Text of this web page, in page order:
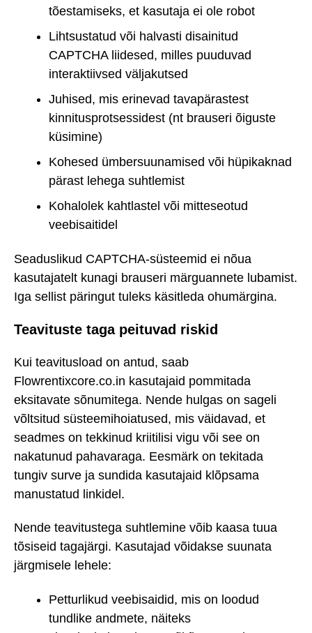
tõestamiseks, et kasutaja ei ole robot
Lihtsustatud või halvasti disainitud
CAPTCHA liidesed, milles puuduvad
interaktiivsed väljakutsed
Juhised, mis erinevad tavapärastest
kinnitusprotsessidest (nt brauseri õiguste
küsimine)
Kohesed ümbersuunamised või hüpikaknad
pärast lehega suhtlemist
Kohalolek kahtlastel või mitteseotud
veebisaitidel
Seaduslikud CAPTCHA-süsteemid ei nõua
kasutajatelt kunagi brauseri märguannete lubamist.
Iga sellist päringut tuleks käsitleda ohumärgina.
Teavituste taga peituvad riskid
Kui teavitusload on antud, saab
Flowrentixcore.co.in kasutajaid pommitada
eksitavate sõnumitega. Nende hulgas on sageli
võltsitud süsteemihoiatused, mis väidavad, et
seadmes on tekkinud kriitilisi vigu või see on
nakatunud pahavaraga. Eesmärk on tekitada
tungiv surve ja sundida kasutajaid klõpsama
manustatud linkidel.
Nende teavitustega suhtlemine võib kaasa tuua
tõsiseid tagajärgi. Kasutajad võidakse suunata
järgmisele lehele:
Petturlikud veebisaidid, mis on loodud
tundlike andmete, näiteks